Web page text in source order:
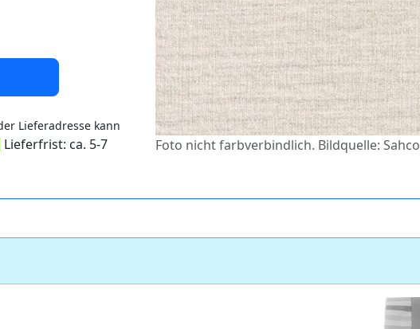
Lieferadresse kann
ca. 5-7
Foto nicht farbverbindlich. Bildquelle: Sahco